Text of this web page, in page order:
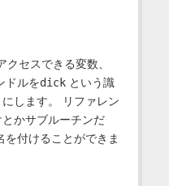
セスできる変数、
ドルをdickという識
します。 リファレン
かサブルーチンだ
を付けることができま